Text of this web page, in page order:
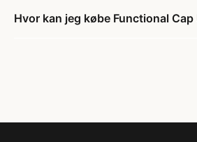
Hvor kan jeg købe Functional Cap